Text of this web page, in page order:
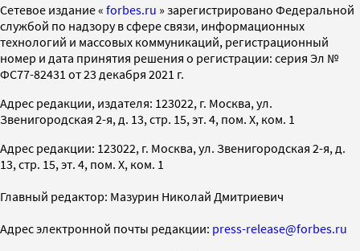
Cетевое издание « forbes.ru » зарегистрировано Федеральной
службой по надзору в сфере связи, информационных
технологий и массовых коммуникаций, регистрационный
номер и дата принятия решения о регистрации: серия Эл №
ФС77-82431 от 23 декабря 2021 г.
Адрес редакции, издателя: 123022, г. Москва, ул.
Звенигородская 2-я, д. 13, стр. 15, эт. 4, пом. X, ком. 1
Адрес редакции: 123022, г. Москва, ул. Звенигородская 2-я, д.
13, стр. 15, эт. 4, пом. X, ком. 1
Главный редактор: Мазурин Николай Дмитриевич
Адрес электронной почты редакции: press-release@forbes.ru